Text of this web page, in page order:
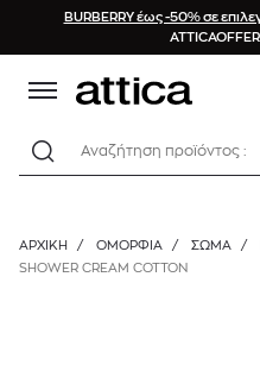
BURBERRY έως -50% σε
Αναζήτηση προϊόντος :
ΑΡΧΙΚΉ / ΟΜΟΡΦΙΑ / ΣΩΜΑ /
SHOWER CREAM COTTON